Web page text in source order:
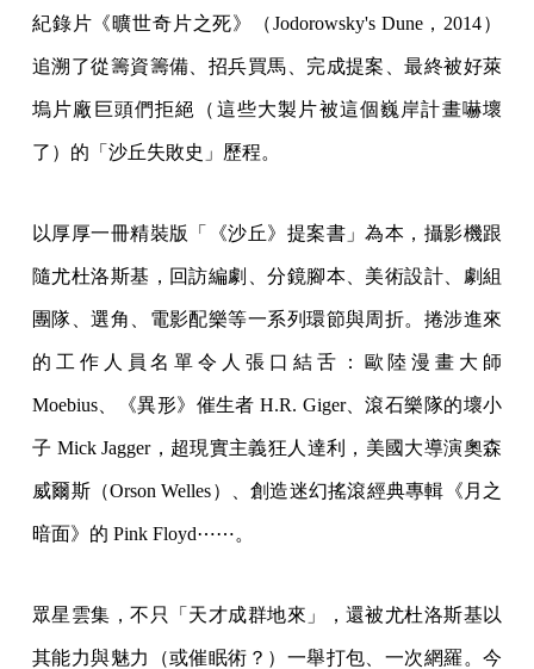
紀錄片《曠世奇片之死》（Jodorowsky's Dune，2014）
追溯了從籌資籌備、招兵買馬、完成提案、最終被好萊
塢片廠巨頭們拒絕（這些大製片被這個巍岸計畫嚇壞
了）的「沙丘失敗史」歷程。
以厚厚一冊精裝版「《沙丘》提案書」為本，攝影機跟
隨尤杜洛斯基，回訪編劇、分鏡腳本、美術設計、劇組
團隊、選角、電影配樂等一系列環節與周折。捲涉進來
的工作人員名單令人張口結舌：歐陸漫畫大師
Moebius、《異形》催生者 H.R. Giger、滾石樂隊的壞小
子 Mick Jagger，超現實主義狂人達利，美國大導演奧森
威爾斯（Orson Welles）、創造迷幻搖滾經典專輯《月之
暗面》的 Pink Floyd⋯⋯。
眾星雲集，不只「天才成群地來」，還被尤杜洛斯基以
其能力與魅力（或催眠術？）一舉打包、一次網羅。今